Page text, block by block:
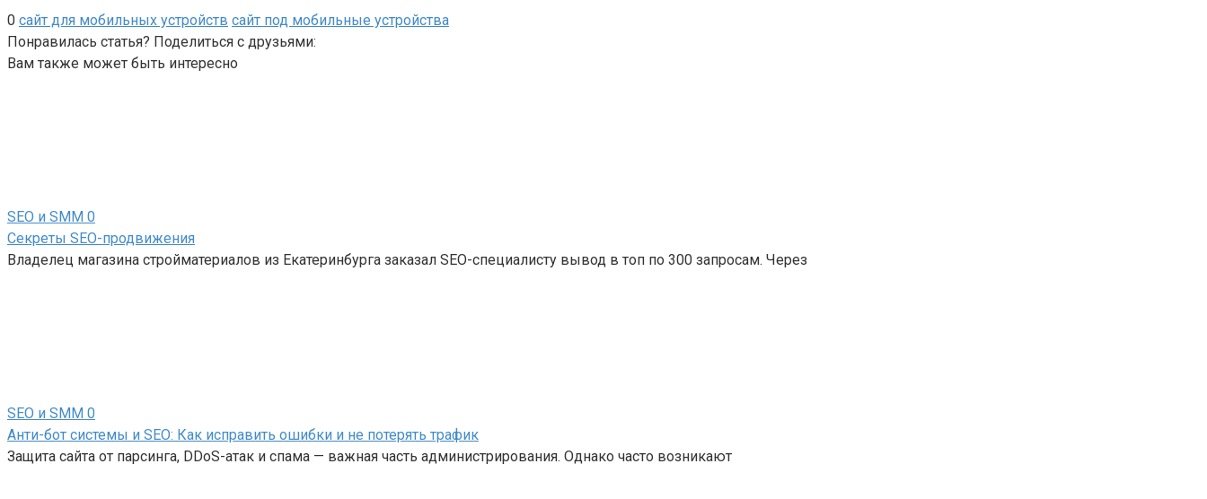
0 сайт для мобильных устройств сайт под мобильные устройства
Понравилась статья? Поделиться с друзьями:
Вам также может быть интересно
SEO и SMM 0
Секреты SEO-продвижения
Владелец магазина стройматериалов из Екатеринбурга заказал SEO-специалисту вывод в топ по 300 запросам. Через
SEO и SMM 0
Анти-бот системы и SEO: Как исправить ошибки и не потерять трафик
Защита сайта от парсинга, DDoS-атак и спама — важная часть администрирования. Однако часто возникают